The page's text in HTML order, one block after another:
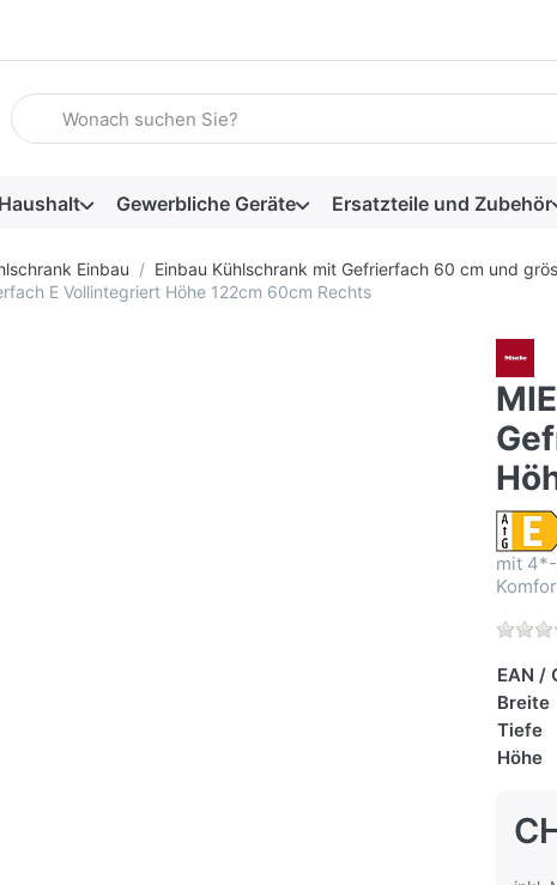
Geben Sie einen Suchbegriff ein. Während Sie tippen,
Haushalt Gewerbliche Geräte Ersatzteile und Zubehör
Einbau
Einbau Kühlschrank mit Gefrierfach 60 cm und
E Vollintegriert Höhe 122cm 60cm Rechts
mit
EAN /
Breite
Tiefe
Höhe